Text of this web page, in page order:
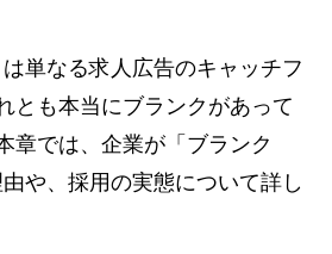
は単なる求人広告のキャッチフ
とも本当にブランクがあって
章では、企業が「ブランク
や、採用の実態について詳し